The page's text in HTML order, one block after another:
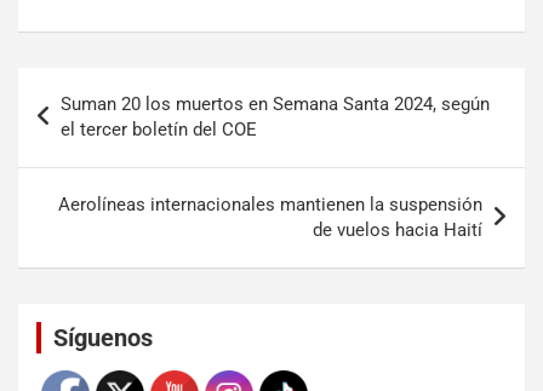
Suman 20 los muertos en Semana Santa 2024, según
el tercer boletín del COE
Aerolíneas internacionales mantienen la suspensión
de vuelos hacia Haití
Síguenos